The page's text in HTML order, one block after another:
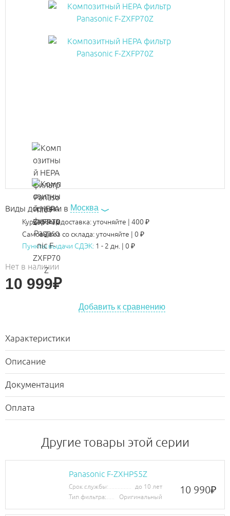
Виды доставки в Москва
Курьерская доставка:уточняйте | 400 ₽
Самовывоз со склада:уточняйте | 0 ₽
Пункты выдачи СДЭК: 1 - 2 дн. | 0 ₽
Нет в наличии
10 999₽
Добавить к сравнению
Характеристики
Описание
Документация
Оплата
Другие товары этой серии
Panasonic F-ZXHP55Z
Срок службы:
до 10 лет
Тип фильтра:
Оригинальный
10 990₽